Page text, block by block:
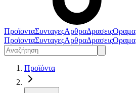
ΠροϊονταΣυνταγεςΑρθραΔρασειςΟραμα
ΠροϊονταΣυνταγεςΑρθραΔρασειςΟραμα
Προϊόντα